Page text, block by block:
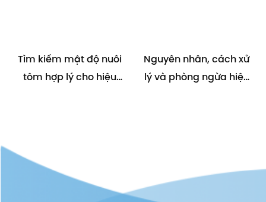
Tìm kiếm mật độ nuôi
tôm hợp lý cho hiệu
Nguyên nhân, cách xử
lý và phòng ngừa hiện